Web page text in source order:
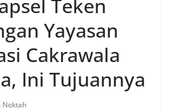
HUT Kemerdekaan RI
persiapan di lingkungan
dialog yang berlangsung
menyapa warga,
kondisi keamanan dan kenyamanan
arah agar warga dapat
keluhan maupun informasi terkait
di sekitar mereka.‎‎‎Salah satu
Teken
Yayasan
Cakrawala
Ini Tujuannya
Noktah